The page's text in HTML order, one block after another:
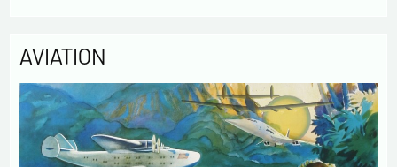
informatique et libertés », vous pouvez exercer votre droit
d'accès aux données vous concernant et les faire rectifier en
nous contactant. Nous vous informons de l’existence de la
liste d'opposition au démarchage téléphonique « Bloctel »,
sur laquelle vous pouvez vous inscrire ici :
https://conso.bloctel.fr/
AVIATION